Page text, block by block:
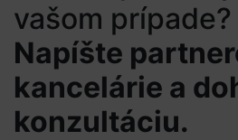
vašom prípade?
Napíšte
kancelárie a
konzultáciu.